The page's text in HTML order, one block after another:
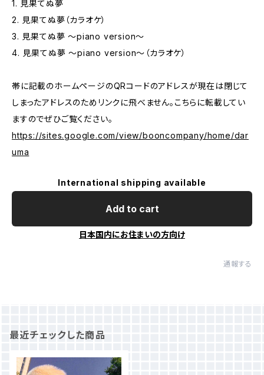
1. 見果てぬ夢
2. 見果てぬ夢（カラオケ）
3. 見果てぬ夢 〜piano version〜
4. 見果てぬ夢 〜piano version〜（カラオケ）
帯に記載のホームページのQRコードのアドレスが現在は閉じて
しまったアドレスのためリンクに飛べません。こちらに転載してい
ますのでぜひご覧ください。
https://sites.google.com/view/booncompany/home/dar
uma
International shipping available
Add to cart
日本国内にお住まいの方向け
通報する
最近チェックした商品